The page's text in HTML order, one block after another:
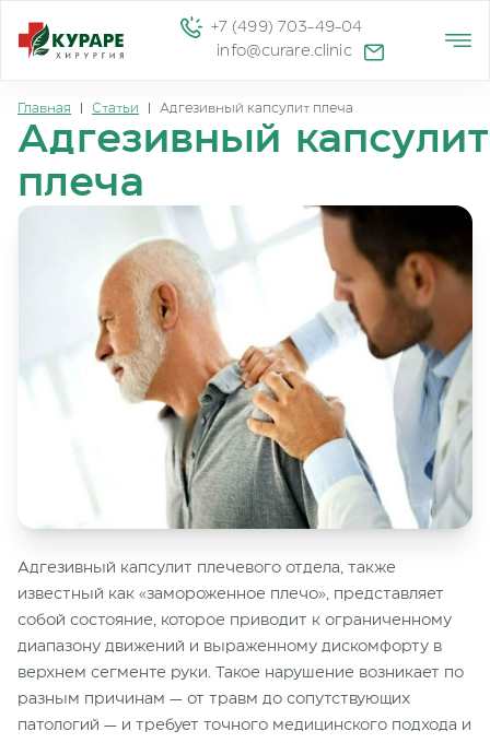
+7 (499) 703-49-04
info@curare.clinic
Главная Статьи Адгезивный капсулит плеча
Адгезивный капсулит
плеча
Адгезивный капсулит плечевого отдела, также
известный как «замороженное плечо», представляет
собой состояние, которое приводит к ограниченному
диапазону движений и выраженному дискомфорту в
верхнем сегменте руки. Такое нарушение возникает по
разным причинам — от травм до сопутствующих
патологий — и требует точного медицинского подхода и